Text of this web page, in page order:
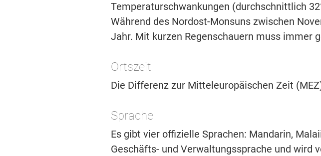
Temperaturschwankungen (durchschnittlich
Während des Nordost-Monsuns zwischen
Jahr. Mit kurzen Regenschauern muss immer
Ortszeit
Die Differenz zur Mitteleuropäischen Zeit
Sprache
Es gibt vier offizielle Sprachen: Mandarin,
Geschäfts- und Verwaltungssprache und wird